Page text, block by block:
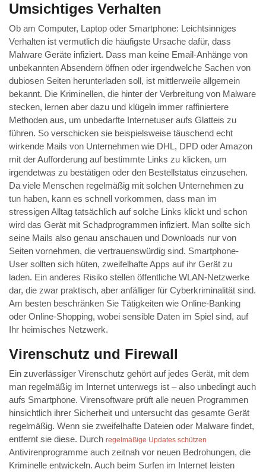
Umsichtiges Verhalten
Ob am Computer, Laptop oder Smartphone: Leichtsinniges
Verhalten ist vermutlich die häufigste Ursache dafür, dass
Malware Geräte infiziert. Dass man keine Email-Anhänge von
unbekannten Absendern öffnen oder irgendwelche Sachen von
dubiosen Seiten herunterladen soll, ist mittlerweile allgemein
bekannt. Die Kriminellen, die hinter der Verbreitung von Malware
stecken, lernen aber dazu und klügeln immer raffiniertere
Methoden aus, um unbedarfte Internetuser aufs Glatteis zu
führen. So verschicken sie beispielsweise täuschend echt
wirkende Mails von Unternehmen wie DHL, DPD oder Amazon
mit der Aufforderung auf bestimmte Links zu klicken, um
irgendetwas zu bestätigen oder den Bestellstatus einzusehen.
Da viele Menschen regelmäßig mit solchen Unternehmen zu
tun haben, kann es schnell vorkommen, dass man im
stressigen Alltag tatsächlich auf solche Links klickt und schon
wird das Gerät mit Schadprogrammen infiziert. Man sollte sich
seine Mails also genau anschauen und Downloads nur von
Seiten vornehmen, die vertrauenswürdig sind. Smartphone-
User sollten sich hüten, zweifelhafte Apps auf ihr Gerät zu
laden. Ein anderes Risiko stellen öffentliche WLAN-Netzwerke
dar, die zwar praktisch, aber anfälliger für Cyberkriminalität sind.
Am besten beschränken Sie Tätigkeiten wie Online-Banking
oder Online-Shopping, wobei sensible Daten im Spiel sind, auf
Ihr heimisches Netzwerk.
Virenschutz und Firewall
Ein zuverlässiger Virenschutz gehört auf jedes Gerät, mit dem
man regelmäßig im Internet unterwegs ist – also unbedingt auch
aufs Smartphone. Virensoftware prüft alle neuen Programmen
hinsichtlich ihrer Sicherheit und untersucht das gesamte Gerät
regelmäßig. Wenn sie zweifelhafte Dateien oder Malware findet,
entfernt sie diese. Durch regelmäßige Updates schützen
Antivirenprogramme auch zeitnah vor neuen Bedrohungen, die
Kriminelle entwickeln. Auch beim Surfen im Internet leisten